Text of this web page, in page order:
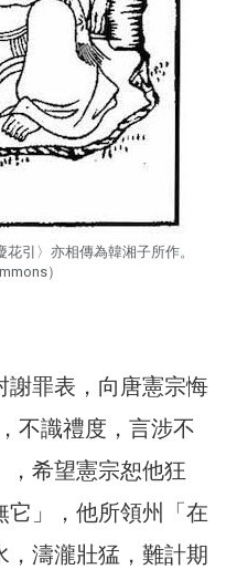
引〉亦相傳為韓湘子所作。
）
謝罪表，向唐憲宗悔
不識禮度，言涉不
，希望憲宗恕他狂
它」，他所領州「在
，濤瀧壯猛，難計期